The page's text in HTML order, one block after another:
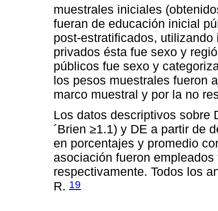
muestrales iniciales
fueran de educación inicial
post-estratificados,
privados ésta fue sexo y
públicos fue sexo y
los pesos muestrales fueron
marco muestral y por la no
Los datos descriptivos sobre
´Brien ≥1.1) y DE a partir de
en porcentajes y promedio
asociación fueron
respectivamente. Todos los
R. 19